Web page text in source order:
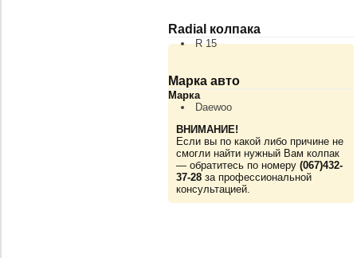
Radial колпака
R 15
Марка авто
Марка
Daewoo
ВНИМАНИЕ!
Если вы по какой либо причине не
смогли найти нужный Вам колпак
— обратитесь по номеру (067)432-
37-28 за профессиональной
консультацией.